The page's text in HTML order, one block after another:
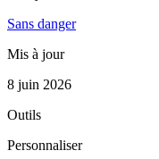
Sans danger
Mis à jour
8 juin 2026
Outils
Personnaliser